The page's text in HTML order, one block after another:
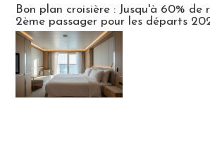
Bon plan croisière : Jusqu'à 60% de
2ème passager pour les départs